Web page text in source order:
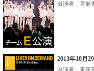
出演者：宮前
2013年10月
出演者：東李